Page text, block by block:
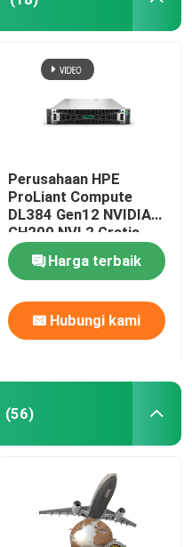
Perusahaan HPE
ProLiant Compute
DL384 Gen12 NVIDIA
GH200 NVL2 Gratis
Compute Private Cloud
Rack mount Gpu AI
Server
Harga terbaik
Hubungi kami
(56)